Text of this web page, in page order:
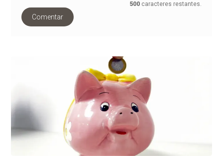
500 caracteres restantes.
Comentar